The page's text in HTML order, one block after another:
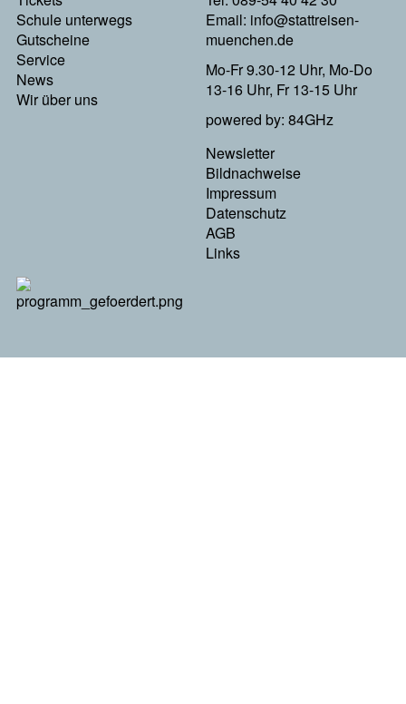
Schule unterwegs
Gutscheine
Service
News
Wir über uns
Email: info@stattreisen-
muenchen.de
Mo-Fr 9.30-12 Uhr, Mo-Do
13-16 Uhr, Fr 13-15 Uhr
powered by: 84GHz
Footer
Menu
Rechts
Newsletter
Bildnachweise
Impressum
Datenschutz
AGB
Links